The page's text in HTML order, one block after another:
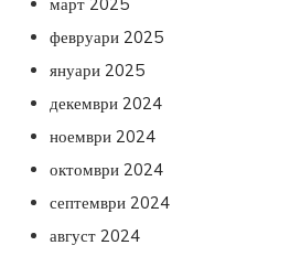
февруари 2025
януари 2025
декември 2024
ноември 2024
октомври 2024
септември 2024
август 2024